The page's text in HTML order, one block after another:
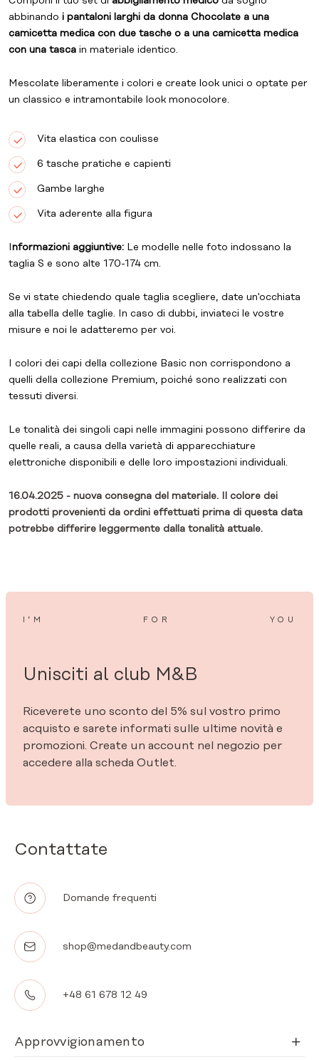
abbinando i pantaloni larghi da donna Chocolate a una
camicetta medica con due tasche o a una camicetta medica
con una tasca in materiale identico.
Mescolate liberamente i colori e create look unici o optate per
un classico e intramontabile look monocolore.
Vita elastica con coulisse
6 tasche pratiche e capienti
Gambe larghe
Vita aderente alla figura
nformazioni aggiuntive: Le modelle nelle foto indossano la
taglia S e sono alte 170-174 cm.
Se vi state chiedendo quale taglia scegliere, date un'occhiata
alla tabella delle taglie. In caso di dubbi, inviateci le vostre
misure e noi le adatteremo per voi.
I colori dei capi della collezione Basic non corrispondono a
quelli della collezione Premium, poiché sono realizzati con
tessuti diversi.
Le tonalità dei singoli capi nelle immagini possono differire da
quelle reali, a causa della varietà di apparecchiature
elettroniche disponibili e delle loro impostazioni individuali.
16.04.2025 - nuova consegna del materiale. Il colore dei
prodotti provenienti da ordini effettuati prima di questa data
potrebbe differire leggermente dalla tonalità attuale.
Contattate
Domande frequenti
shop@medandbeauty.com
+48 61 678 12 49
Approvvigionamento
I’M FOR YOU
Unisciti al club M&B
Riceverete uno sconto del 5% sul vostro primo
acquisto e sarete informati sulle ultime novità e
promozioni. Create un account nel negozio per
accedere alla scheda Outlet.